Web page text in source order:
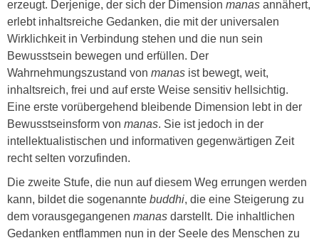
erzeugt. Derjenige, der sich der Dimension manas annähert,
erlebt inhaltsreiche Gedanken, die mit der universalen
Wirklichkeit in Verbindung stehen und die nun sein
Bewusstsein bewegen und erfüllen. Der
Wahrnehmungszustand von manas ist bewegt, weit,
inhaltsreich, frei und auf erste Weise sensitiv hellsichtig.
Eine erste vorübergehend bleibende Dimension lebt in der
Bewusstseinsform von manas. Sie ist jedoch in der
intellektualistischen und informativen gegenwärtigen Zeit
recht selten vorzufinden.
Die zweite Stufe, die nun auf diesem Weg errungen werden
kann, bildet die sogenannte buddhi, die eine Steigerung zu
dem vorausgegangenen manas darstellt. Die inhaltlichen
Gedanken entflammen nun in der Seele des Menschen zu